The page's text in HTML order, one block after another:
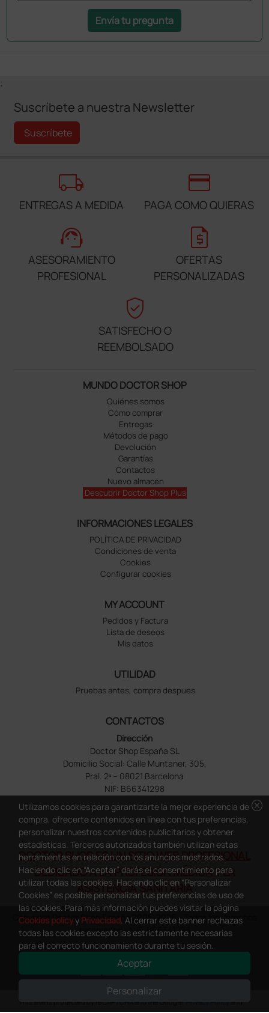
Envía tu pregunta
;
Suscríbete a nuestra Newsletter
Suscríbete
local_shipping
ENTREGAS A MEDIDA
credit_card
PAGA COMO QUIERAS
support_agent
ASESORAMIENTO
PROFESIONAL
request_quote
OFERTAS
PERSONALIZADAS
verified_user
SATISFECHO O
REEMBOLSADO
MUNDO DOCTOR SHOP
Quiénes somos
Cómo comprar
Entregas
Métodos de pago
Devolución
Garantías
Contactos
Nuevo almacén
Descubrir Doctor Shop Plus
INFORMACIONES LEGALES
POLÍTICA DE PRIVACIDAD
Condiciones de venta
Cookies
Configurar cookies
MY ACCOUNT
Pedidos y Factura
Lista de deseos
Mis datos
UTILIDAD
Pruebas antes, compra despues
CONTACTOS
Dirección
Doctor Shop España SL
Domicilio Social: Calle Muntaner, 305,
Pral. 2ª – 08021 Barcelona
NIF: B66341298
DOCTOR SHOP ES UN SITIO WEB PROFESIONAL
DEDICADO A LA PROFESIÓN MÉDICA Y LA
ASISTENCIA SANITARIA
Copyright Doctor Shop España 2005-2026 - Todos los derechos
reservados - NIF.: B66341298
This site is protected by reCAPTCHA and the Google Privacy Policy and
cancel
Utilizamos cookies para garantizarte la mejor experiencia de
compra, ofrecerte contenidos en línea con tus preferencias,
personalizar nuestros contenidos publicitarios y obtener
estadísticas. Terceros autorizados también utilizan estas
herramientas en relación con los anuncios mostrados.
Haciendo clic en “Aceptar” darás el consentimiento para
utilizar todas las cookies. Haciendo clic en “Personalizar
Cookies” es posible personalizar tus preferencias de uso de
las cookies. Para más información puedes visitar la página
Cookies policyy Privacidad. Al cerrar este banner rechazas
todas las cookies excepto las estrictamente necesarias
para el correcto funcionamiento durante tu sesión.
Aceptar
Personalizar